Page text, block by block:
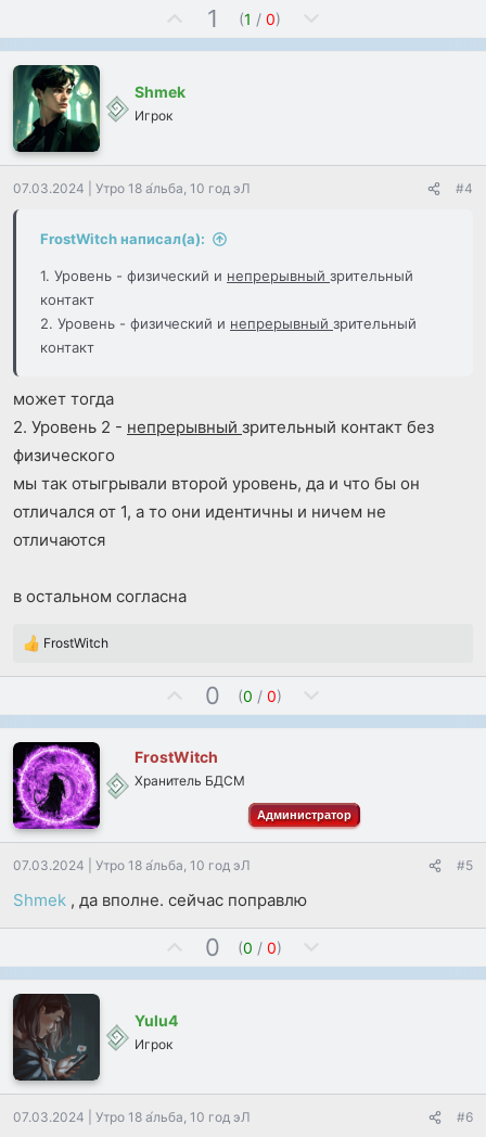
о
в
н
й
о
о
1 (1 / 0)
е
в
о
о
Shmek
Игрок
07.03.2024 Утро 18 а́льба, 10 год эЛ #4
FrostWitch написал(а):
1. Уровень - физический и непрерывный зрительный
контакт
2. Уровень - физический и непрерывный зрительный
контакт
может тогда
2. Уровень 2 - непрерывный зрительный контакт без
физического
мы так отыгрывали второй уровень, да и что бы он
отличался от 1, а то они идентичны и ничем не
отличаются
в остальном согласна
Р
ц
и
и
:
FrostWitch
о
и
т
в
н
й
г
л
0 (0 / 0)
е
и
в
г
л
FrostWitch
Хранитель БДСМ
Администратор
07.03.2024 Утро 18 а́льба, 10 год эЛ #5
Shmek , да вполне. сейчас поправлю
о
в
н
0 (0 / 0)
е
в
Yulu4
Игрок
07.03.2024 Утро 18 а́льба, 10 год эЛ #6